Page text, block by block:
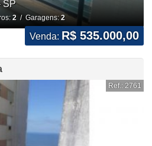
SP
2/ Garagens:2
Venda: R$ 535.000,00
Ref.: 2761